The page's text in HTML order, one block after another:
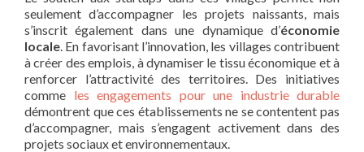
seulement d’accompagner les projets naissants, mais
s’inscrit également dans une dynamique d’économie
locale . En favorisant l’innovation, les villages contribuent
à créer des emplois, à dynamiser le tissu économique et à
renforcer l’attractivité des territoires. Des initiatives
comme les engagements pour une industrie durable
démontrent que ces établissements ne se contentent pas
d’accompagner, mais s’engagent activement dans des
projets sociaux et environnementaux.